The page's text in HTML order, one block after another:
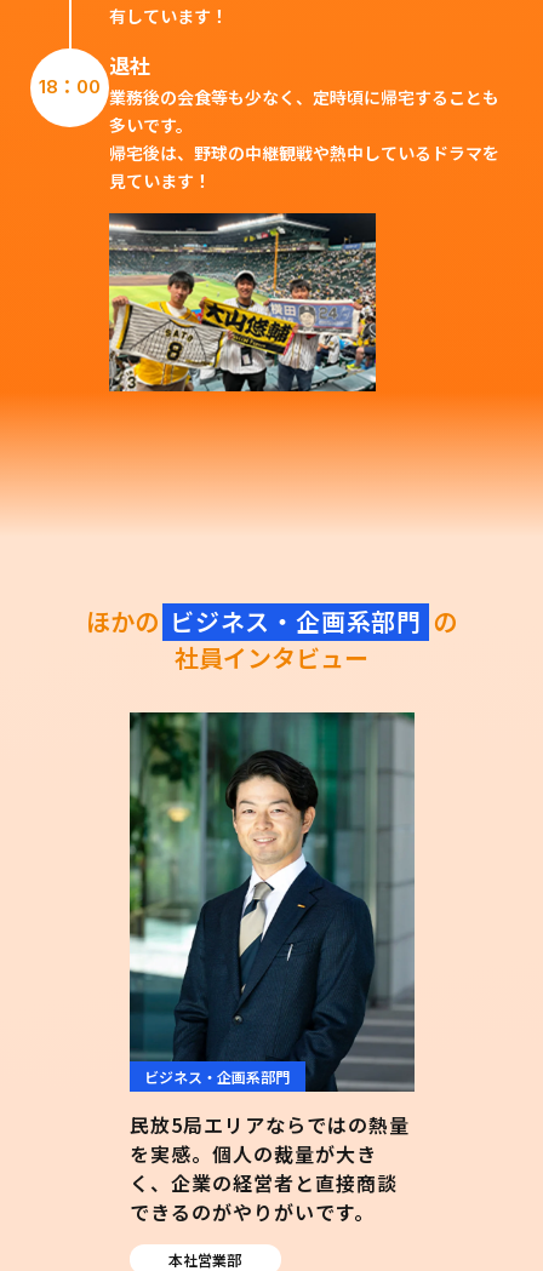
有しています！
18：00
退社
業務後の会食等も少なく、定時頃に帰宅することも
多いです。
帰宅後は、野球の中継観戦や熱中しているドラマを
見ています！
ほかの ビジネス・企画系部門 の
社員インタビュー
ビジネス・企画系部門
民放5局エリアならではの熱量
を実感。個人の裁量が大き
く、企業の経営者と直接商談
できるのがやりがいです。
本社営業部